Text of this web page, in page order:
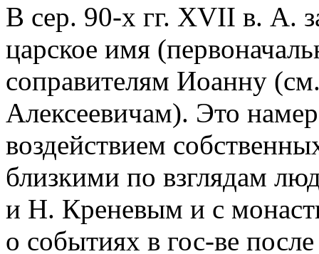
В сер. 90-х гг. XVII в. А.
царское имя
соправителям Иоанну
Алексеевичам). Это
воздействием
близкими по взглядам
и Н. Креневым и с
о событиях в гос-ве